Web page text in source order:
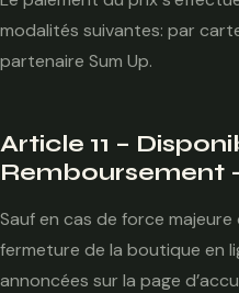
modalités suivantes: par
partenaire Sum Up.
Article 11 –
Remboursement
Sauf en cas de force
fermeture de la boutique en
annoncées sur la page